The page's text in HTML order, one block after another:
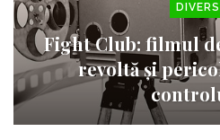
Fight Club: filmul
revoltă și